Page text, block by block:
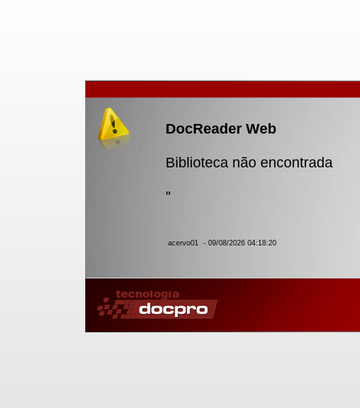
DocReader Web
Biblioteca não encontrada
''
acervo01 - 09/08/2026 04:18:20